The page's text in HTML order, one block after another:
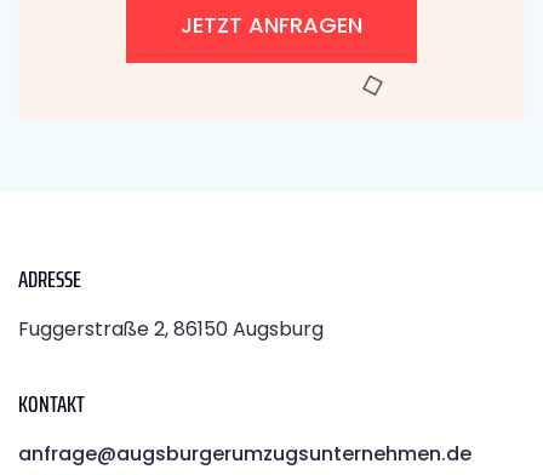
JETZT ANFRAGEN
ADRESSE
Fuggerstraße 2, 86150 Augsburg
KONTAKT
anfrage@augsburgerumzugsunternehmen.de